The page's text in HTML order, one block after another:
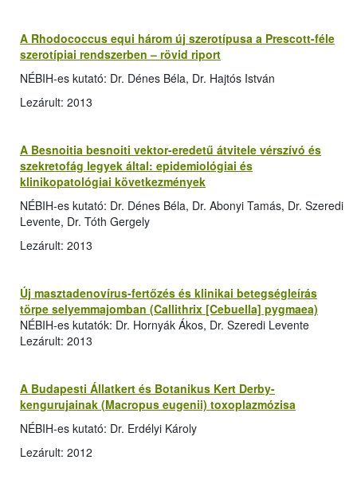
A Rhodococcus equi három új szerotípusa a Prescott-féle
szerotípiai rendszerben – rövid riport
NÉBIH-es kutató: Dr. Dénes Béla, Dr. Hajtós István
Lezárult: 2013
A Besnoitia besnoiti vektor-eredetű átvitele vérszívó és
szekretofág legyek által: epidemiológiai és
klinikopatológiai következmények
NÉBIH-es kutató: Dr. Dénes Béla, Dr. Abonyi Tamás, Dr. Szeredi
Levente, Dr. Tóth Gergely
Lezárult: 2013
Új masztadenovírus-fertőzés és klinikai betegségleírás
törpe selyemmajomban (Callithrix [Cebuella] pygmaea)
NÉBIH-es kutatók: Dr. Hornyák Ákos, Dr. Szeredi Levente
Lezárult: 2013
A Budapesti Állatkert és Botanikus Kert Derby-
kengurujainak (Macropus eugenii) toxoplazmózisa
NÉBIH-es kutató: Dr. Erdélyi Károly
Lezárult: 2012